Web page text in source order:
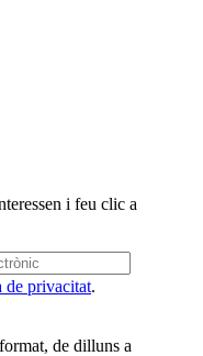
i feu clic a
de privacitat.
de dilluns a